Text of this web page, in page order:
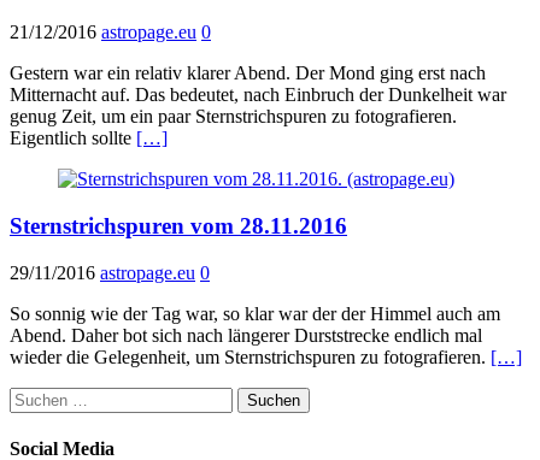
21/12/2016 astropage.eu 0
Gestern war ein relativ klarer Abend. Der Mond ging erst nach
Mitternacht auf. Das bedeutet, nach Einbruch der Dunkelheit war
genug Zeit, um ein paar Sternstrichspuren zu fotografieren.
Eigentlich sollte […]
Sternstrichspuren vom 28.11.2016
29/11/2016 astropage.eu 0
So sonnig wie der Tag war, so klar war der der Himmel auch am
Abend. Daher bot sich nach längerer Durststrecke endlich mal
wieder die Gelegenheit, um Sternstrichspuren zu fotografieren. […]
Suchen
nach:
Social Media